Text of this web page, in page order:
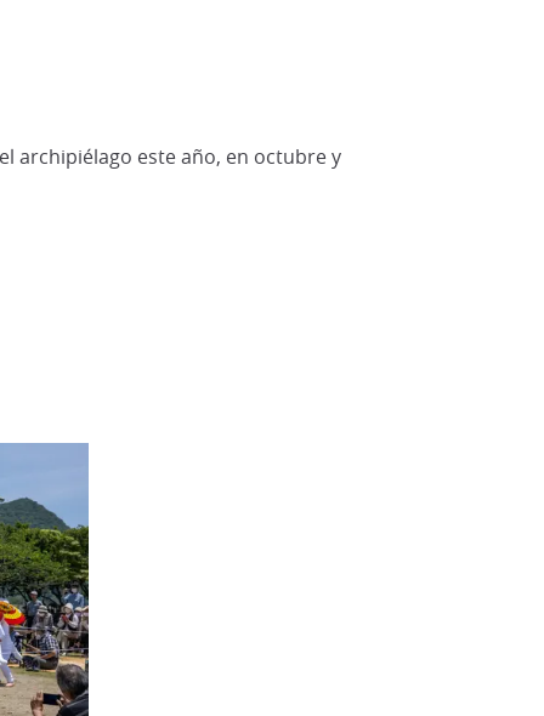
archipiélago este año, en octubre y